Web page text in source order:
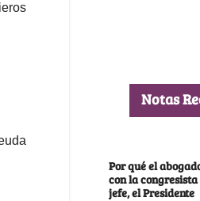
Notas
Por qué el
con la
jefe, el Presidente